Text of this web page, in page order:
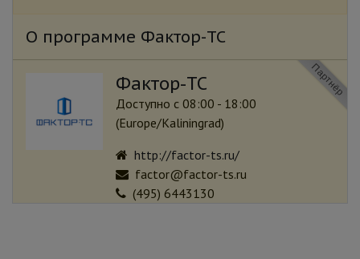
О программе Фактор-ТС
Фактор-ТС Партнёр
Доступно с 08:00 - 18:00
(Europe/Kaliningrad)
http://factor-ts.ru/
factor@factor-ts.ru
(495) 6443130